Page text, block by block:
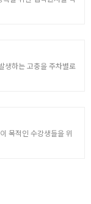
생하는 고충을 주차별로
목적인 수강생들을 위